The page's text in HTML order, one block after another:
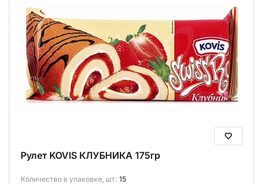
Рулет KOVIS КЛУБНИКА 175гр
Количество в упаковке, шт: 15